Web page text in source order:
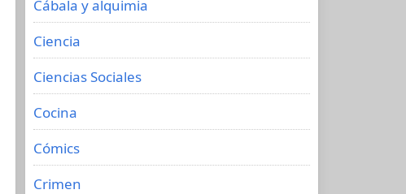
Cábala y alquimia
Ciencia
Ciencias Sociales
Cocina
Cómics
Crimen